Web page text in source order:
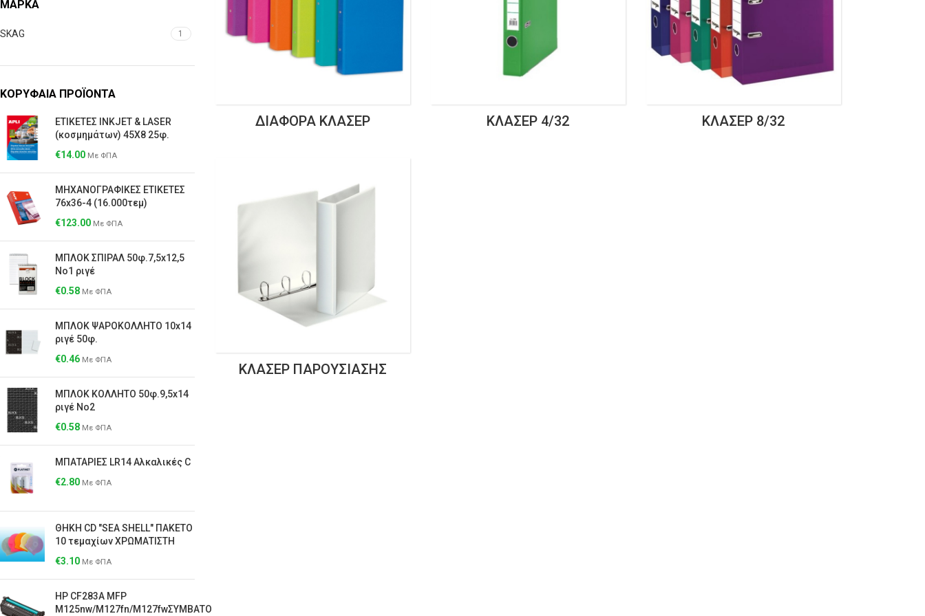
ΜΆΡΚΑ
SKAG 1
ΚΟΡΥΦΑΙΑ ΠΡΟΪΟΝΤΑ
ΕΤΙΚΕΤΕΣ ΙΝΚJET & LΑSER
(κοσμημάτων) 45Χ8 25φ.
€14.00 Με ΦΠΑ
ΜΗΧΑΝΟΓΡΑΦΙΚΕΣ ΕΤΙΚΕΤΕΣ
76x36-4 (16.000τεμ)
€123.00 Με ΦΠΑ
ΜΠΛΟΚ ΣΠΙΡΑΛ 50φ.7,5x12,5
Νο1 ριγέ
€0.58 Με ΦΠΑ
ΜΠΛΟΚ ΨΑΡΟΚΟΛΛΗΤΟ 10x14
ριγέ 50φ.
€0.46 Με ΦΠΑ
ΜΠΛΟΚ ΚΟΛΛΗΤΟ 50φ.9,5x14
ριγέ Νο2
€0.58 Με ΦΠΑ
ΜΠΑΤΑΡΙΕΣ LR14 Αλκαλικές C
€2.80 Με ΦΠΑ
ΘΗΚΗ CD "SEA SHELL" ΠΑΚΕΤΟ
10 τεμαχίων ΧΡΩΜΑΤΙΣΤΗ
€3.10 Με ΦΠΑ
HP CF283A MFP
M125nw/M127fn/M127fwΣΥΜΒΑΤΟ
ΔΙΆΦΟΡΑ ΚΛΑΣΈΡ ΚΛΑΣΈΡ 4/32 ΚΛΑΣΈΡ 8/32
ΚΛΑΣΈΡ ΠΑΡΟΥΣΊΑΣΗΣ